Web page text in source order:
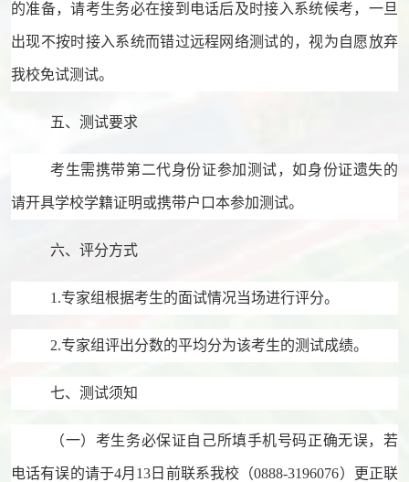
的准备，请考生务必在接到电话后及时接入系统候考，一旦
出现不按时接入系统而错过远程网络测试的，视为自愿放弃
我校免试测试。
五、测试要求
考生需携带第二代身份证参加测试，如身份证遗失的
请开具学校学籍证明或携带户口本参加测试。
六、 评分方式
1.专家组根据考生的面试情况当场进行评分。
2.专家组评出分数的平均分为该考生的测试成绩。
七、测试须知
（一）考生务必保证自己所填手机号码正确无误，若
电话有误的请于4月13日前联系我校（0888-3196076）更正联